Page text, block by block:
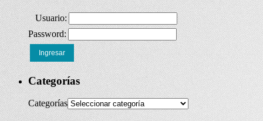
Usuario:
Password:
Ingresar
Categorías
Categorías